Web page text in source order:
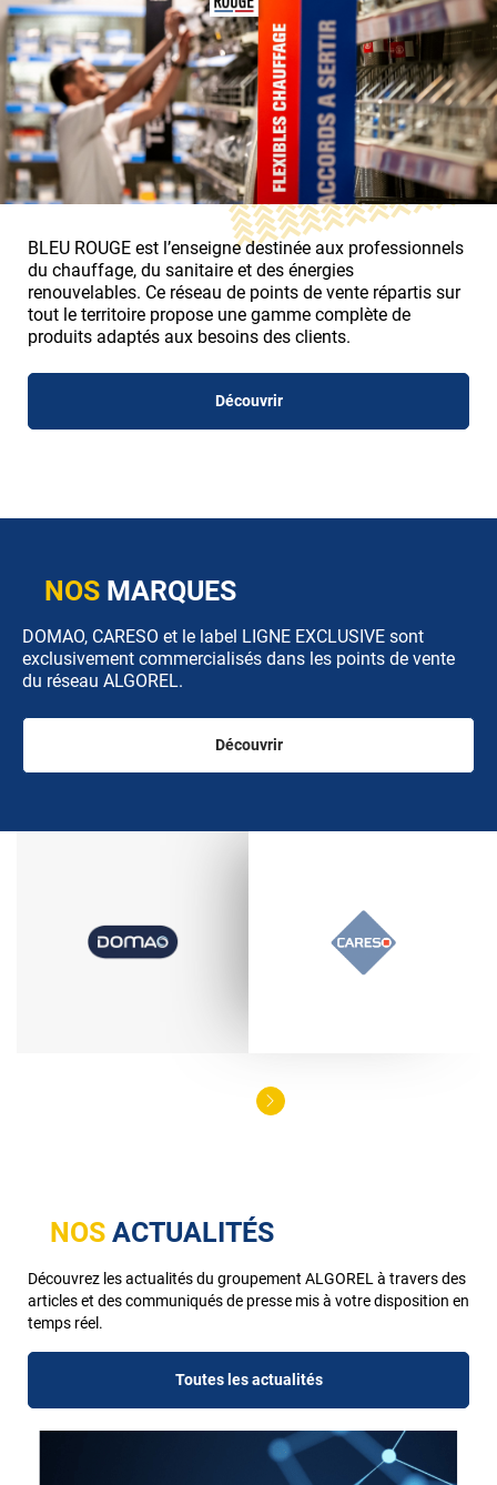
BLEU ROUGE est l’enseigne destinée aux professionnels
du chauffage, du sanitaire et des énergies
renouvelables. Ce réseau de points de vente répartis sur
tout le territoire propose une gamme complète de
produits adaptés aux besoins des clients.
Découvrir
NOS MARQUES
DOMAO, CARESO et le label LIGNE EXCLUSIVE sont
exclusivement commercialisés dans les points de vente
du réseau ALGOREL.
Découvrir
NOS ACTUALITÉS
Découvrez les actualités du groupement ALGOREL à travers des
articles et des communiqués de presse mis à votre disposition en
temps réel.
Toutes les actualités